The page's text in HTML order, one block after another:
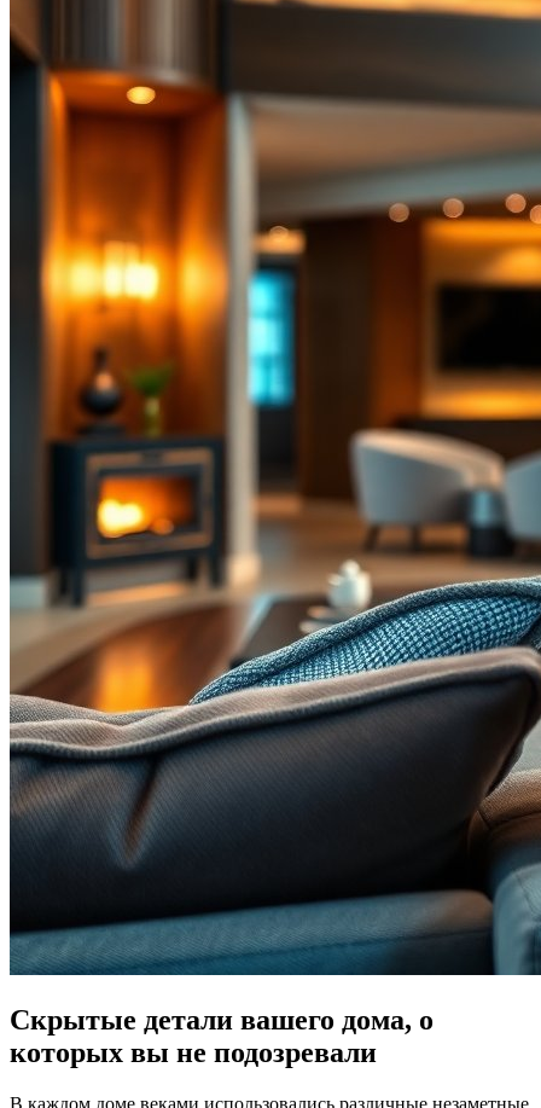
Скрытые детали вашего дома, о
которых вы не подозревали
В каждом доме веками использовались различные незаметные